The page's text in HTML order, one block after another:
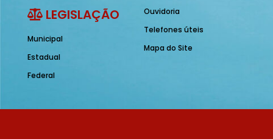
LEGISLAÇÃO
Municipal
Estadual
Federal
Ouvidoria
Telefones úteis
Mapa do Site